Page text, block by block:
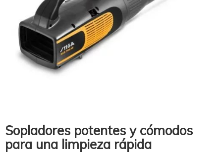
Sopladores potentes y cómodos
para una limpieza rápida